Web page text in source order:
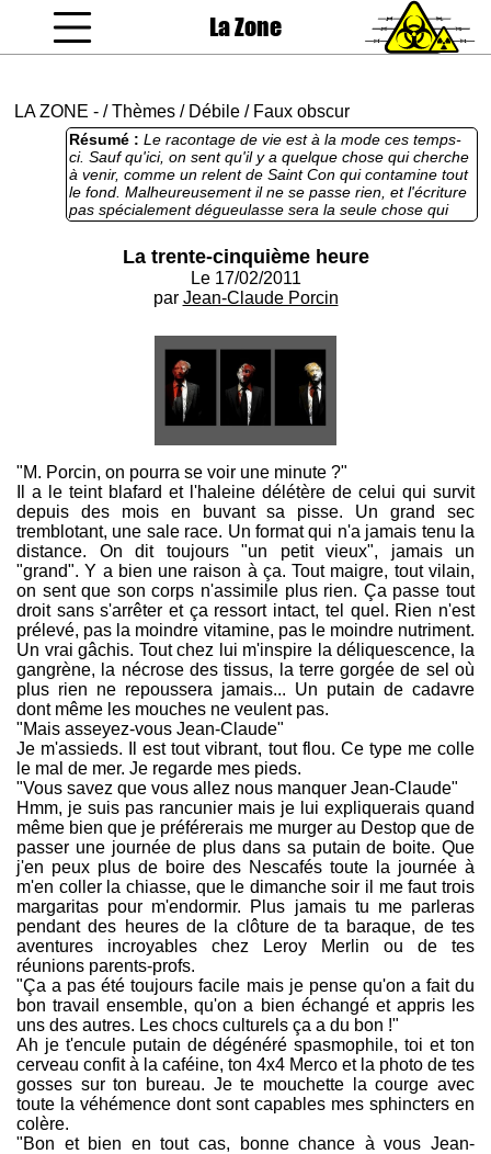
La Zone
LA ZONE - /Thèmes / Débile / Faux obscur
Résumé : Le racontage de vie est à la mode ces temps-
ci. Sauf qu'ici, on sent qu'il y a quelque chose qui cherche
à venir, comme un relent de Saint Con qui contamine tout
le fond. Malheureusement il ne se passe rien, et l'écriture
pas spécialement dégueulasse sera la seule chose qui
rendra ce texte un peu plus lisible que les habituelles
tanches de vie gothoputiques.
La trente-cinquième heure
Le 17/02/2011
par Jean-Claude Porcin
"M. Porcin, on pourra se voir une minute ?"
Il a le teint blafard et l'haleine délétère de celui qui survit
depuis des mois en buvant sa pisse. Un grand sec
tremblotant, une sale race. Un format qui n'a jamais tenu la
distance. On dit toujours "un petit vieux", jamais un
"grand". Y a bien une raison à ça. Tout maigre, tout vilain,
on sent que son corps n'assimile plus rien. Ça passe tout
droit sans s'arrêter et ça ressort intact, tel quel. Rien n'est
prélevé, pas la moindre vitamine, pas le moindre nutriment.
Un vrai gâchis. Tout chez lui m'inspire la déliquescence, la
gangrène, la nécrose des tissus, la terre gorgée de sel où
plus rien ne repoussera jamais... Un putain de cadavre
dont même les mouches ne veulent pas.
"Mais asseyez-vous Jean-Claude"
Je m'assieds. Il est tout vibrant, tout flou. Ce type me colle
le mal de mer. Je regarde mes pieds.
"Vous savez que vous allez nous manquer Jean-Claude"
Hmm, je suis pas rancunier mais je lui expliquerais quand
même bien que je préférerais me murger au Destop que de
passer une journée de plus dans sa putain de boite. Que
j'en peux plus de boire des Nescafés toute la journée à
m'en coller la chiasse, que le dimanche soir il me faut trois
margaritas pour m'endormir. Plus jamais tu me parleras
pendant des heures de la clôture de ta baraque, de tes
aventures incroyables chez Leroy Merlin ou de tes
réunions parents-profs.
"Ça a pas été toujours facile mais je pense qu'on a fait du
bon travail ensemble, qu'on a bien échangé et appris les
uns des autres. Les chocs culturels ça a du bon !"
Ah je t'encule putain de dégénéré spasmophile, toi et ton
cerveau confit à la caféine, ton 4x4 Merco et la photo de tes
gosses sur ton bureau. Je te mouchette la courge avec
toute la véhémence dont sont capables mes sphincters en
colère.
"Bon et bien en tout cas, bonne chance à vous Jean-